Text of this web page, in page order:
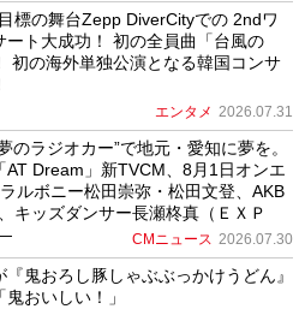
標の舞台Zepp DiverCityでの 2ndワ
ート大成功！ 初の全員曲「台風の
初の海外単独公演となる韓国コンサ
エンタメ 2026.07.31
のラジオカー”で地元・愛知に夢を。
AT Dream」新TVCM、8月1日オンエ
ルボニー松田崇弥・松田文登、AKB
キッズダンサー長瀬柊真（ＥＸＰ
CMニュース 2026.07.30
『鬼おろし豚しゃぶぶっかけうどん』
おいしい！」